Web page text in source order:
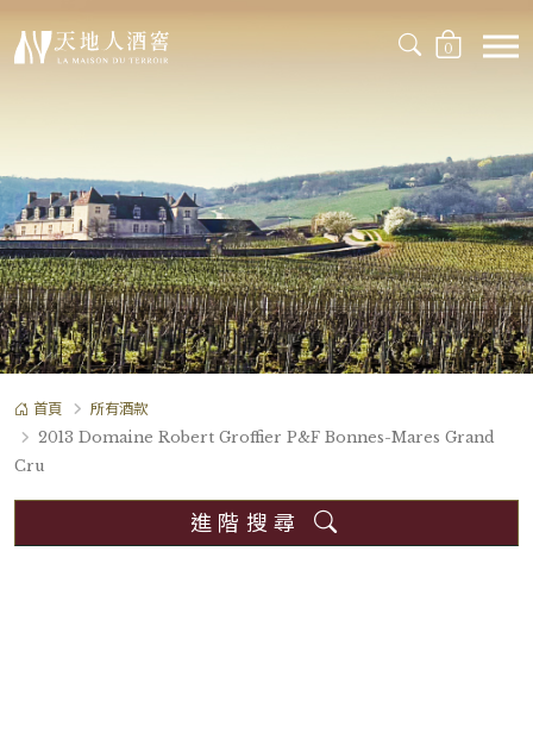
0
首頁
所有酒款
2013 Domaine Robert Groffier P&F Bonnes-Mares Grand
Cru
進階搜尋